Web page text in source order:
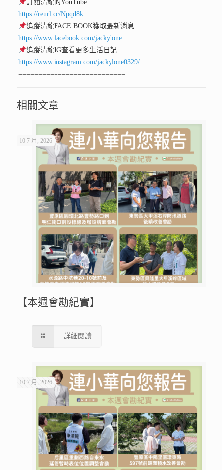
訂閱清龍的YouTube
https://reurl.cc/Npqd8k
追蹤清龍FACE BOOK獲取最新消息
https://www.facebook.com/jackylone
追蹤清龍IG查看更多生活日記
https://www.instagram.com/jackylone0329/
===========================
相關文章
10 7 月, 2026
【本週會勘紀實】
詳細閱讀
10 7 月, 2026